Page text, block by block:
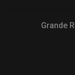
Grande